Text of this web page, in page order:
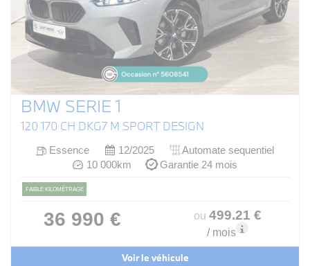
BMW SERIE 1
120 170 CH DKG7 M SPORT DESIGN
Essence 12/2025
Automate sequentiel
10 000km
Garantie 24 mois
FAIBLE KILOMÉTRAGE
36 990 € ou 499.21 €
/ mois
Voir le véhicule